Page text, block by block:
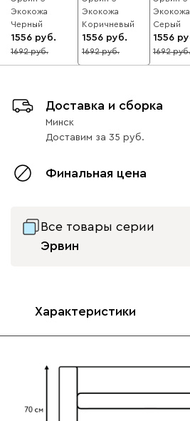
Экокожа
Черный
1556
8
1692
Экокожа
Коричневый
1556
8
1692
Экокожа
Серый
1556
8
1692
Доставка и сборка
Минск
Доставим за 35
Финальная цена
Все товары серии
Эрвин
Характеристики